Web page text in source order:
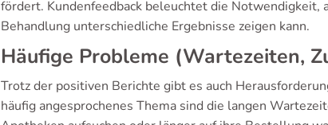
fördert. Kundenfeedback beleuchtet die Notwendigkeit,
Behandlung unterschiedliche Ergebnisse zeigen kann.
Häufige Probleme (Wartezeiten,
Trotz der positiven Berichte gibt es auch
häufig angesprochenes Thema sind die langen